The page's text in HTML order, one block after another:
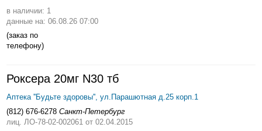
в наличии: 1
данные на: 06.08.26 07:00
(заказ по
телефону)
Роксера 20мг N30 тб
Аптека ''Будьте здоровы'', ул.Парашютная д.25 корп.1
(812) 676-6278 Санкт-Петербург
лиц. ЛО-78-02-002061 от 02.04.2015